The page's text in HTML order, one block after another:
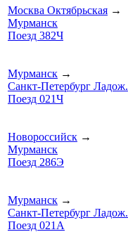
Москва Октябрьская →
Мурманск
Поезд 382Ч
Мурманск →
Санкт-Петербург Ладож.
Поезд 021Ч
Новороссийск →
Мурманск
Поезд 286Э
Мурманск →
Санкт-Петербург Ладож.
Поезд 021А